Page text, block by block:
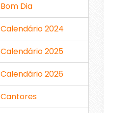
Bom Dia
Calendário 2024
Calendário 2025
Calendário 2026
Cantores